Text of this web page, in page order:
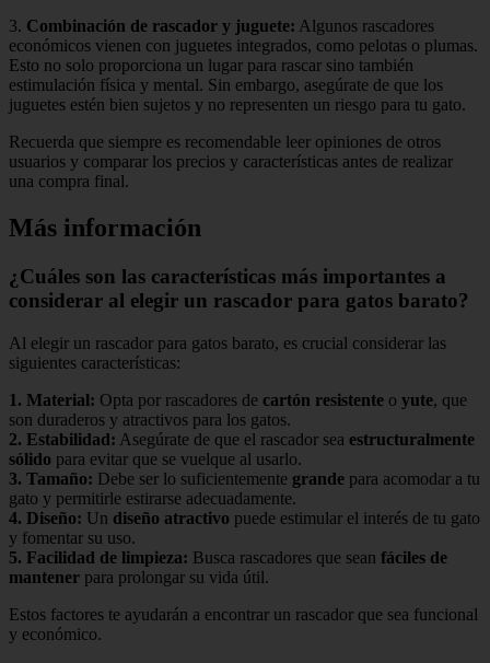
3. Combinación de rascador y juguete: Algunos rascadores
económicos vienen con juguetes integrados, como pelotas o plumas.
Esto no solo proporciona un lugar para rascar sino también
estimulación física y mental. Sin embargo, asegúrate de que los
juguetes estén bien sujetos y no representen un riesgo para tu gato.
Recuerda que siempre es recomendable leer opiniones de otros
usuarios y comparar los precios y características antes de realizar
una compra final.
Más información
¿Cuáles son las características más importantes a
considerar al elegir un rascador para gatos barato?
Al elegir un rascador para gatos barato, es crucial considerar las
siguientes características:
1. Material: Opta por rascadores de cartón resistente o yute, que
son duraderos y atractivos para los gatos.
2. Estabilidad: Asegúrate de que el rascador sea estructuralmente
sólido para evitar que se vuelque al usarlo.
3. Tamaño: Debe ser lo suficientemente grande para acomodar a tu
gato y permitirle estirarse adecuadamente.
4. Diseño: Un diseño atractivo puede estimular el interés de tu gato
y fomentar su uso.
5. Facilidad de limpieza: Busca rascadores que sean fáciles de
mantener para prolongar su vida útil.
Estos factores te ayudarán a encontrar un rascador que sea funcional
y económico.